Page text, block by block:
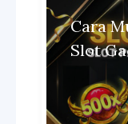
Cara
Slot